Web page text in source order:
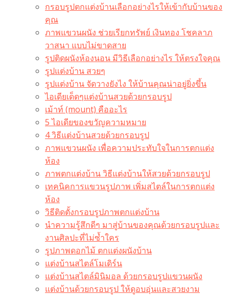
กรอบรูปตกแต่งบ้านเลือกอย่างไรให้เข้ากับบ้านของ
คุณ
ภาพแขวนผนัง ช่วยเรียกทรัพย์ เงินทอง โชคลาภ
วาสนา แบบไม่ขาดสาย
รูปติดผนังห้องนอน มีวิธีเลือกอย่างไร ให้ตรงใจคุณ
รูปแต่งบ้าน สวยๆ
รูปแต่งบ้าน จัดวางยังไง ให้บ้านคุณน่าอยู่ยิ่งขึ้น
ไอเดียเด็ดๆแต่งบ้านสวยด้วยกรอบรูป
เม้าท์ (mount) คืออะไร​
5 ไอเดียของขวัญความหมาย
4 วิธีแต่งบ้านสวยด้วยกรอบรูป
ภาพแขวนผนัง เพื่อความประทับใจในการตกแต่ง
ห้อง
ภาพตกแต่งบ้าน วิธีแต่งบ้านให้สวยด้วยกรอบรูป
เทคนิคการแขวนรูปภาพ เพิ่มสไตล์ในการตกแต่ง
ห้อง
วิธีติดตั้งกรอบรูปภาพตกแต่งบ้าน
นำความรู้สึกดีๆ มาสู่บ้านของคุณด้วยกรอบรูปและ
งานศิลปะที่ไม่ซ้ำใคร
รูปภาพดอกไม้ ตกแต่งผนังบ้าน
แต่งบ้านสไตล์โมเดิร์น
แต่งบ้านสไตล์มินิมอล ด้วยกรอบรูปแขวนผนัง
แต่งบ้านด้วยกรอบรูป ให้ดูอบอุ่นและสวยงาม